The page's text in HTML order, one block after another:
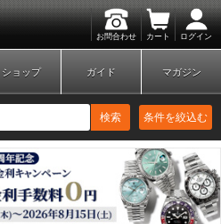
お問合わせ カート ログイン
ログイン
ショップ ガイド マガジン
検索 条件を絞込む